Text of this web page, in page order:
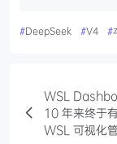
#DeepSeek #V4 #
WSL
10 年来终于
WSL 可视化